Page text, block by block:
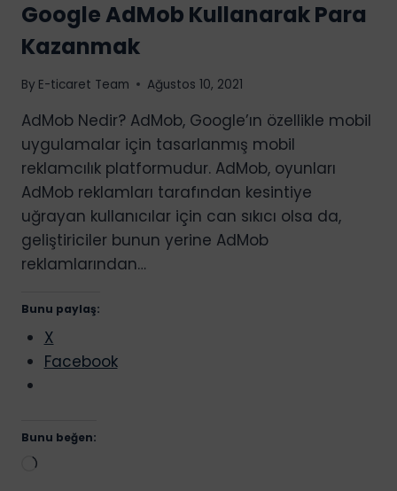
Google AdMob Kullanarak Para
Kazanmak
By E-ticaret Team Ağustos 10, 2021
AdMob Nedir? AdMob, Google’ın özellikle mobil
uygulamalar için tasarlanmış mobil
reklamcılık platformudur. AdMob, oyunları
AdMob reklamları tarafından kesintiye
uğrayan kullanıcılar için can sıkıcı olsa da,
geliştiriciler bunun yerine AdMob
reklamlarından…
Bunu paylaş:
X
Facebook
Bunu beğen:
Yükleniyor...